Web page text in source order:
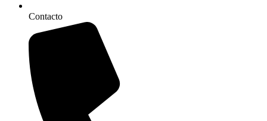
Contacto